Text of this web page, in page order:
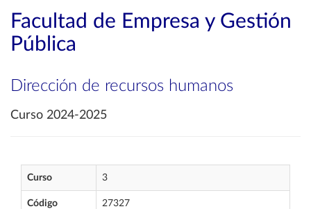
Facultad de Empresa y Gestión
Pública
Dirección de recursos humanos
Curso 2024-2025
Curso 3
Código 27327